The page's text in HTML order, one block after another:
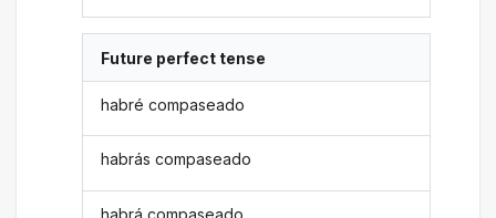
Future perfect tense
habré compaseado
habrás compaseado
habrá compaseado